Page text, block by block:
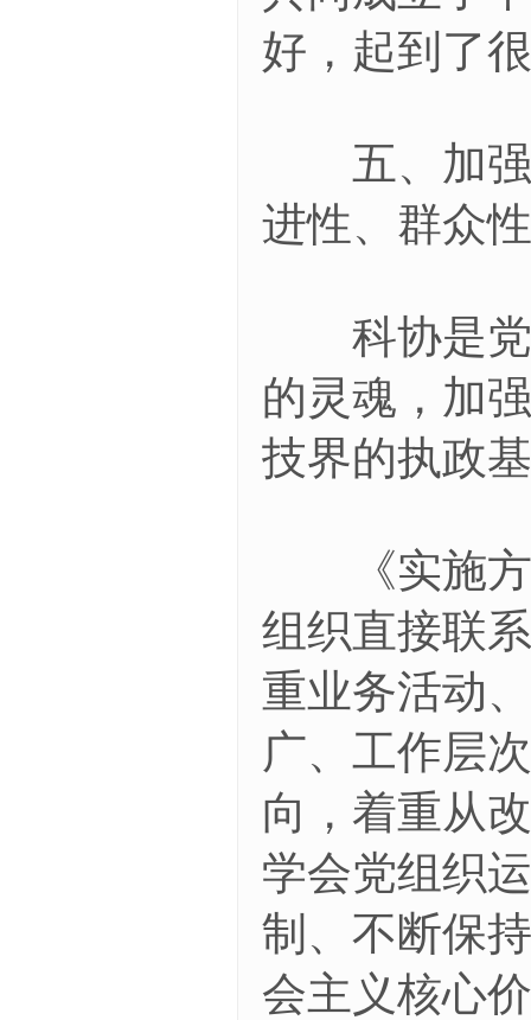
好，起到了
五、加强
进性、群众
科协是党
的灵魂，加
技界的执政
《实施方
组织直接联
重业务活动
广、工作层
向，着重从
学会党组织
制、不断保
会主义核心